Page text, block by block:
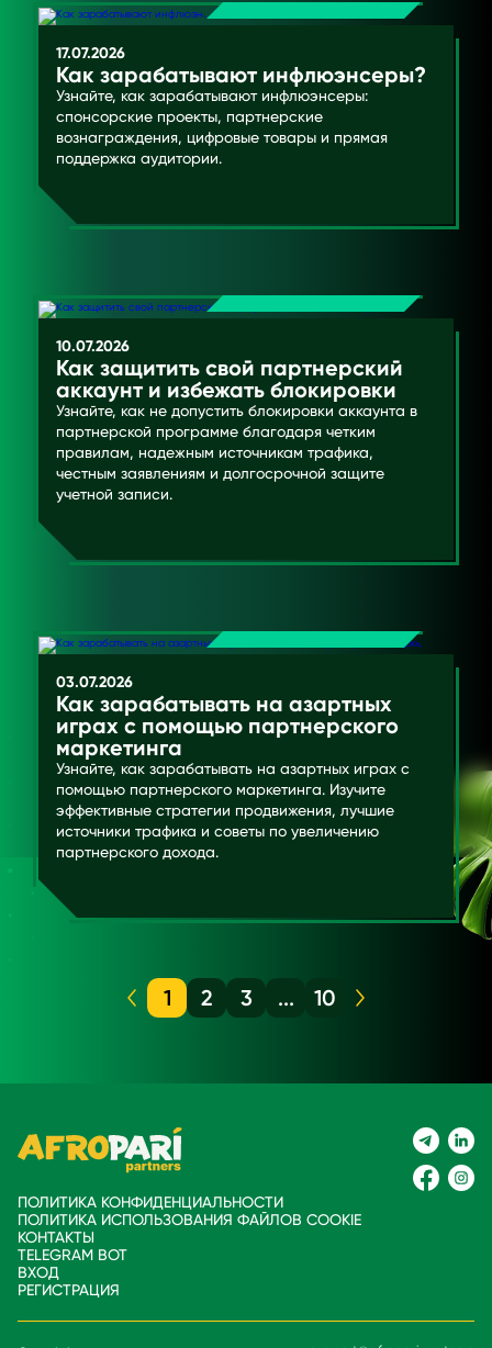
17.07.2026
Как зарабатывают инфлюэнсеры?
Узнайте, как зарабатывают инфлюэнсеры:
спонсорские проекты, партнерские
вознаграждения, цифровые товары и прямая
поддержка аудитории.
10.07.2026
Как защитить свой партнерский
аккаунт и избежать блокировки
Узнайте, как не допустить блокировки аккаунта в
партнерской программе благодаря четким
правилам, надежным источникам трафика,
честным заявлениям и долгосрочной защите
учетной записи.
03.07.2026
Как зарабатывать на азартных
играх с помощью партнерского
маркетинга
Узнайте, как зарабатывать на азартных играх с
помощью партнерского маркетинга. Изучите
эффективные стратегии продвижения, лучшие
источники трафика и советы по увеличению
партнерского дохода.
1 2 3 ... 10
ПОЛИТИКА КОНФИДЕНЦИАЛЬНОСТИ
ПОЛИТИКА ИСПОЛЬЗОВАНИЯ ФАЙЛОВ COOKIE
КОНТАКТЫ
TELEGRAM BOT
ВХОД
РЕГИСТРАЦИЯ